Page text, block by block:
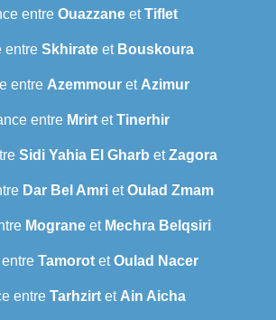
entre Ouazzane etTiflet
entre Skhirate et Bouskoura
entre Azemmouret Azimur
entre MrirtetTinerhir
Sidi Yahia El Gharb etZagora
Dar Bel AmrietOulad Zmam
Mograneet Mechra Belqsiri
TamorotetOulad Nacer
entre Tarhzirt et Ain Aicha